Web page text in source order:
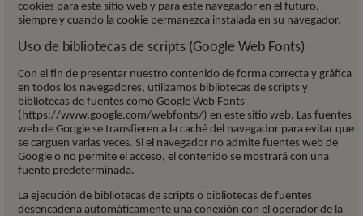
cookies para este sitio web y para este navegador en el futuro,
siempre y cuando la cookie permanezca instalada en su navegador.
Uso de bibliotecas de scripts (Google Web Fonts)
Con el fin de presentar nuestro contenido de forma correcta y gráfica
en todos los navegadores, utilizamos bibliotecas de scripts y
bibliotecas de fuentes como Google Web Fonts
(https://www.google.com/webfonts/) en este sitio web. Las fuentes
web de Google se transfieren a la caché del navegador para evitar que
se carguen varias veces. Si el navegador no admite fuentes web de
Google o no permite el acceso, el contenido se mostrará con una
fuente predeterminada.
La ejecución de bibliotecas de scripts o bibliotecas de fuentes
desencadena automáticamente una conexión con el operador de la